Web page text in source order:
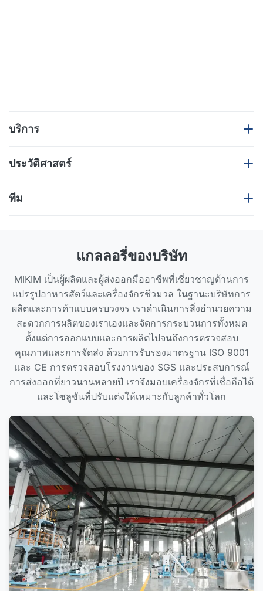
บริการ
ประวัติศาสตร์
ปี 2542 - ดารินขายอาหารสัตว์เลี้ยงสายพันธุ์ที่ 1 ให้แก่
รัสเซียเพื่อเริ่มดำเนินธุรกิจส่งออก
2000 - ดารินเข้าสู่ตลาดอินเดียโดยการขาย 8 Puff
Snacks Processing Line
2002 - รรินลงนามข้อตกลงกับเซอร์เบียครั้งแรก
2547 - ดารินขายขนมพัฟออฟฟิศไปที่ออสเตรเลียครั้งที่
2548 - ดารินขายอาหารสัตว์เลี้ยง 1 สายไปฮอลแลนด์
2006 - สายผลิตภัณฑ์ของ Duckin's Dog Snacks
Extruding เข้าสู่ตลาดสหรัฐอเมริกา
2008 - สายการผลิตอาหารสัตว์ปลาของดารินถูกจัดตั้ง
ขึ้นในปารากวัย
2552 - ดารินได้จัดตั้งโรงงานผลิตเครื่องบรรจุภัณฑ์ขึ้น
2011 - ดารินยื่นขอใบรับรอง CE สำหรับเครื่องอัดรีด
และบรรจุหีบห่อ
ทีม
ผลิต และผู้เชี่ยวชาญด้านการขายระหว่างประเทศ พวกเขา
และการควบคุมคุณภาพ ไปจนถึงการช่วยเหลือด้านเทคนิค
และการบริการลูกค้า
แกลลอรี่ของบริษัท
MIKIM เป็นผู้ผลิตและผู้ส่งออกมืออาชีพที่เชี่ยวชาญด้านการ
แปรรูปอาหารสัตว์และเครื่องจักรชีวมวล ในฐานะบริษัทการ
ผลิตและการค้าแบบครบวงจร เราดำเนินการสิ่งอำนวยความ
สะดวกการผลิตของเราเองและจัดการกระบวนการทั้งหมด
ตั้งแต่การออกแบบและการผลิตไปจนถึงการตรวจสอบ
คุณภาพและการจัดส่ง ด้วยการรับรองมาตรฐาน ISO 9001
และ CE การตรวจสอบโรงงานของ SGS และประสบการณ์
การส่งออกที่ยาวนานหลายปี เราจึงมอบเครื่องจักรที่เชื่อถือได้
และโซลูชันที่ปรับแต่งให้เหมาะกับลูกค้าทั่วโลก